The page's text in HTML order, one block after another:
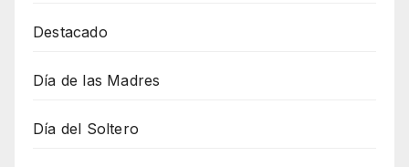
Destacado
Día de las Madres
Día del Soltero